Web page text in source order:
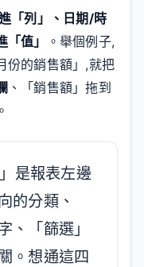
「列」、日期/時
值」
。舉個例子,
份的銷售額」,就把
、「銷售額」拖到
是報表左邊
的分類、
、「篩選」
。想通這四